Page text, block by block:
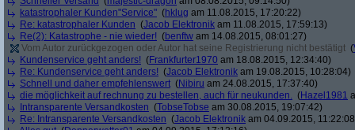
katastrophaler Kunden"Service" (hklug am 11.08.2015, 17:20:22)
Re: katastrophaler Kunden (Jacob Elektronik am 11.08.2015, 17:59:13)
Re(2): Katastrophe - nie wieder! (benftw am 14.08.2015, 08:01:27)
Vom Autor zurückgezogen oder Autor hat seine Registrierung nicht bestätigt (
Kundenservice geht anders! (Frankfurter1970 am 18.08.2015, 12:34:40)
Re: Kundenservice geht anders! (Jacob Elektronik am 19.08.2015, 10:28:04)
Schnell und daher empfehlenswert (Nibiru am 24.08.2015, 17:37:40)
die möglichkeit auf rechnung zu bestellen, auch für neukunden. (Hazel1981
Intransparente Versandkosten (TobseTobse am 30.08.2015, 19:07:42)
Re: Intransparente Versandkosten (Jacob Elektronik am 04.09.2015,